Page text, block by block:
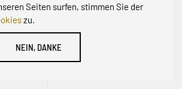
Seiten surfen, stimmen Sie der
zu.
NEIN, DANKE
von Erschließungsbeiträgen für